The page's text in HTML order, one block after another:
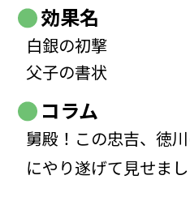
効果名
白銀の初撃
父子の書状
コラム
舅殿！この忠吉、徳
にやり遂げて見せまし